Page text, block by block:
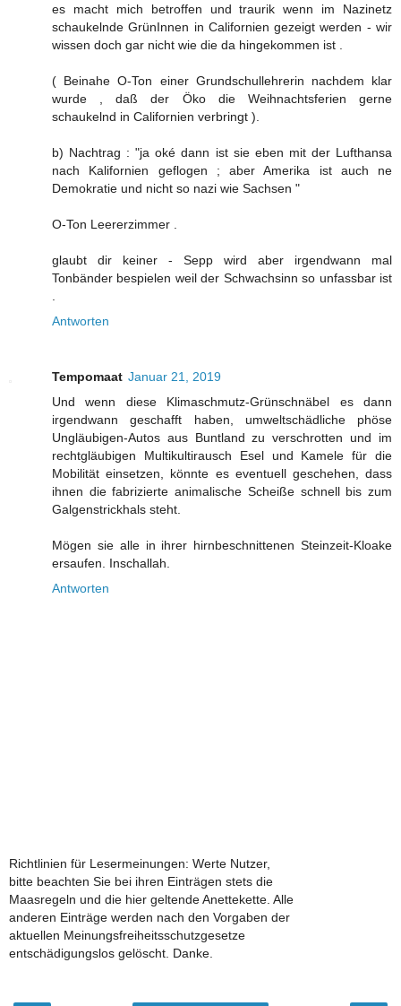
es macht mich betroffen und traurik wenn im Nazinetz
schaukelnde GrünInnen in Californien gezeigt werden - wir
wissen doch gar nicht wie die da hingekommen ist .
( Beinahe O-Ton einer Grundschullehrerin nachdem klar
wurde , daß der Öko die Weihnachtsferien gerne
schaukelnd in Californien verbringt ).
b) Nachtrag : "ja oké dann ist sie eben mit der Lufthansa
nach Kalifornien geflogen ; aber Amerika ist auch ne
Demokratie und nicht so nazi wie Sachsen "
O-Ton Leererzimmer .
glaubt dir keiner - Sepp wird aber irgendwann mal
Tonbänder bespielen weil der Schwachsinn so unfassbar ist
Antworten
Tempomaat Januar 21, 2019
Und wenn diese Klimaschmutz-Grünschnäbel es dann
irgendwann geschafft haben, umweltschädliche phöse
Ungläubigen-Autos aus Buntland zu verschrotten und im
rechtgläubigen Multikultirausch Esel und Kamele für die
Mobilität einsetzen, könnte es eventuell geschehen, dass
ihnen die fabrizierte animalische Scheiße schnell bis zum
Galgenstrickhals steht.
Mögen sie alle in ihrer hirnbeschnittenen Steinzeit-Kloake
ersaufen. Inschallah.
Antworten
Richtlinien für Lesermeinungen: Werte Nutzer,
bitte beachten Sie bei ihren Einträgen stets die
Maasregeln und die hier geltende Anettekette. Alle
anderen Einträge werden nach den Vorgaben der
aktuellen Meinungsfreiheitsschutzgesetze
entschädigungslos gelöscht. Danke.